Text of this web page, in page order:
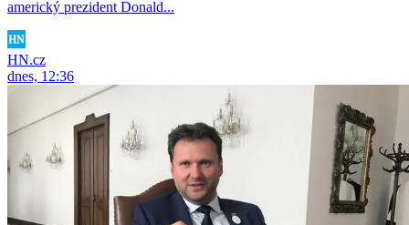
americký prezident Donald...
HN.cz
dnes, 12:36